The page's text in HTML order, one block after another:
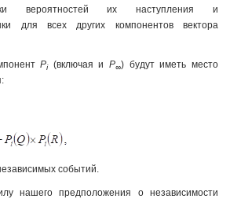
вероятностей их наступления и
для всех других компонентов вектора
Pi (включая иP∞) будут иметь место
событий.
нашего предположения о независимости